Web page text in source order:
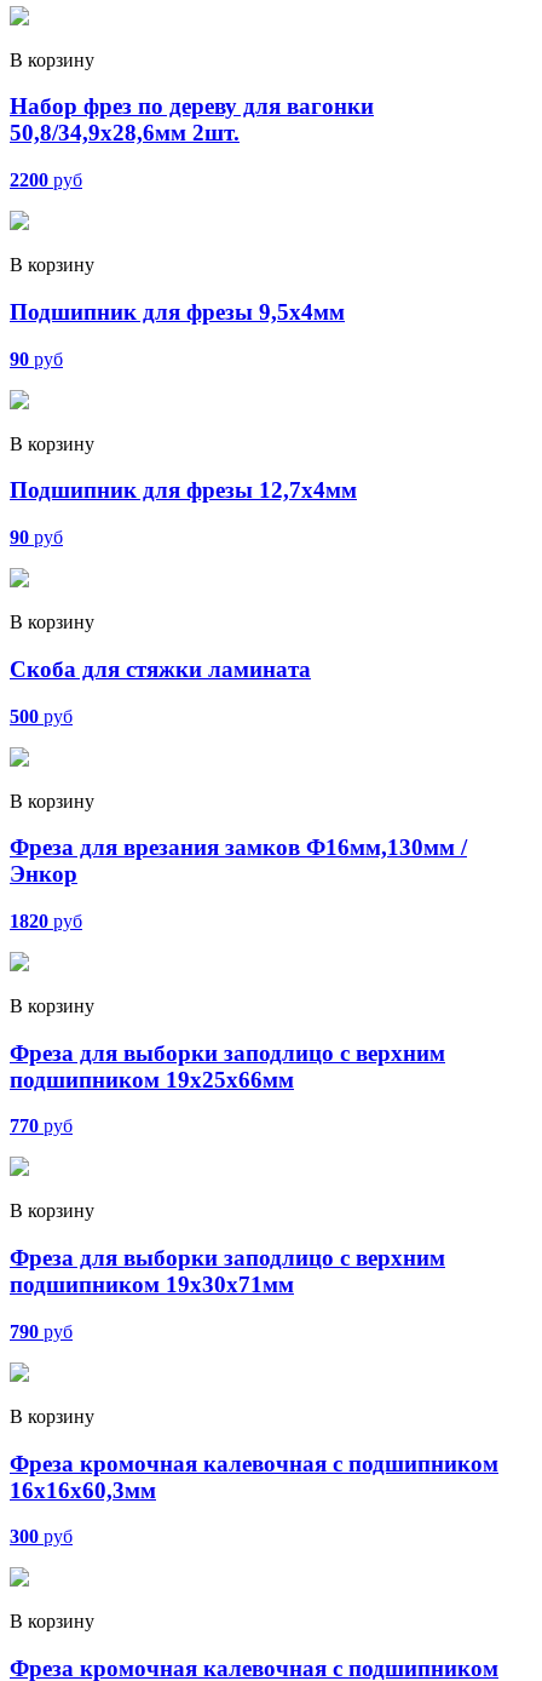
В корзину
Набор фрез по дереву для вагонки
50,8/34,9х28,6мм 2шт.
2200 руб
В корзину
Подшипник для фрезы 9,5х4мм
90 руб
В корзину
Подшипник для фрезы 12,7х4мм
90 руб
В корзину
Скоба для стяжки ламината
500 руб
В корзину
Фреза для врезания замков Ф16мм,130мм /
Энкор
1820 руб
В корзину
Фреза для выборки заподлицо с верхним
подшипником 19х25х66мм
770 руб
В корзину
Фреза для выборки заподлицо с верхним
подшипником 19х30х71мм
790 руб
В корзину
Фреза кромочная калевочная с подшипником
16х16х60,3мм
300 руб
В корзину
Фреза кромочная калевочная с подшипником